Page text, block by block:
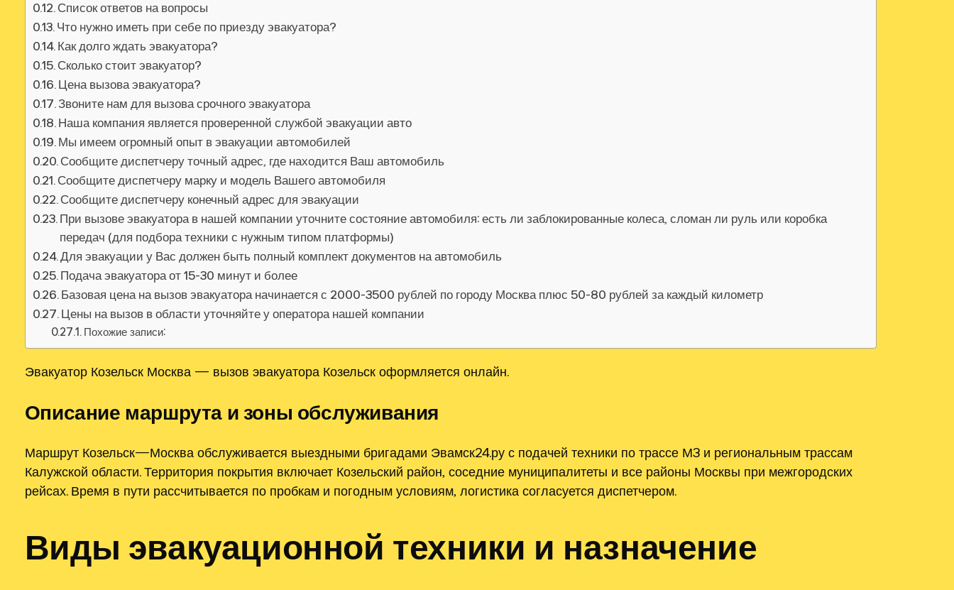
Список ответов на вопросы
Что нужно иметь при себе по приезду эвакуатора?
Как долго ждать эвакуатора?
Сколько стоит эвакуатор?
Цена вызова эвакуатора?
Звоните нам для вызова срочного эвакуатора
Наша компания является проверенной службой эвакуации авто
Мы имеем огромный опыт в эвакуации автомобилей
Сообщите диспетчеру точный адрес‚ где находится Ваш автомобиль
Сообщите диспетчеру марку и модель Вашего автомобиля
Сообщите диспетчеру конечный адрес для эвакуации
При вызове эвакуатора в нашей компании уточните состояние автомобиля: есть ли заблокированные колеса‚ сломан ли руль или коробка
передач (для подбора техники с нужным типом платформы)
Для эвакуации у Вас должен быть полный комплект документов на автомобиль
Подача эвакуатора от 15-30 минут и более
Базовая цена на вызов эвакуатора начинается с 2000-3500 рублей по городу Москва плюс 50-80 рублей за каждый километр
Цены на вызов в области уточняйте у оператора нашей компании
Похожие записи:
Эвакуатор Козельск Москва — вызов эвакуатора Козельск оформляется онлайн.
Описание маршрута и зоны обслуживания
Маршрут Козельск—Москва обслуживается выездными бригадами Эвамск24.ру с подачей техники по трассе М3 и региональным трассам
Калужской области. Территория покрытия включает Козельский район‚ соседние муниципалитеты и все районы Москвы при межгородских
рейсах. Время в пути рассчитывается по пробкам и погодным условиям‚ логистика согласуется диспетчером.
Виды эвакуационной техники и назначение